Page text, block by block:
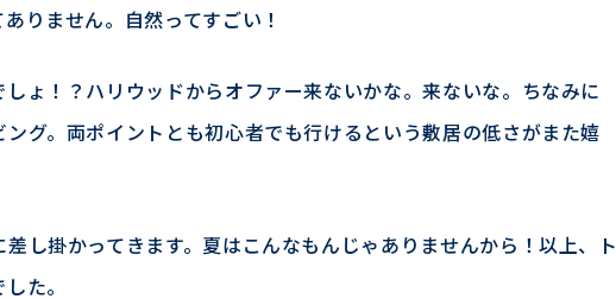
りません。自然ってすごい！
ょ！？ハリウッドからオファー来ないかな。来ないな。ちなみに
グ。両ポイントとも初心者でも行けるという敷居の低さがまた嬉
し掛かってきます。夏はこんなもんじゃありませんから！以上、ト
た。